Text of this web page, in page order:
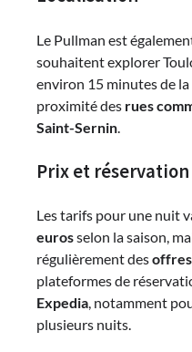
Le Pullman est
souhaitent explorer
environ 15 minutes de
proximité des rues
Saint-Sernin
Prix et réservation
Les tarifs pour une nuit
eurosselon la saison,
régulièrement des
plateformes de
Expedia, notamment
plusieurs nuits.